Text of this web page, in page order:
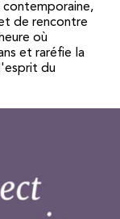
contemporaine,
de rencontre
où
et raréfie la
du